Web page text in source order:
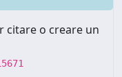
citare o creare un